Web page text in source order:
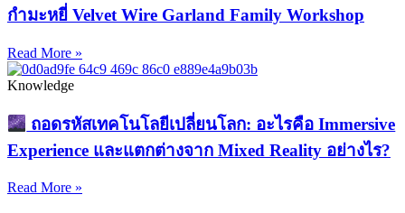
กำมะหยี่ Velvet Wire Garland Family Workshop
Read More »
Knowledge
ถอดรหัสเทคโนโลยีเปลี่ยนโลก: อะไรคือ Immersive
Experience และแตกต่างจาก Mixed Reality อย่างไร?
Read More »